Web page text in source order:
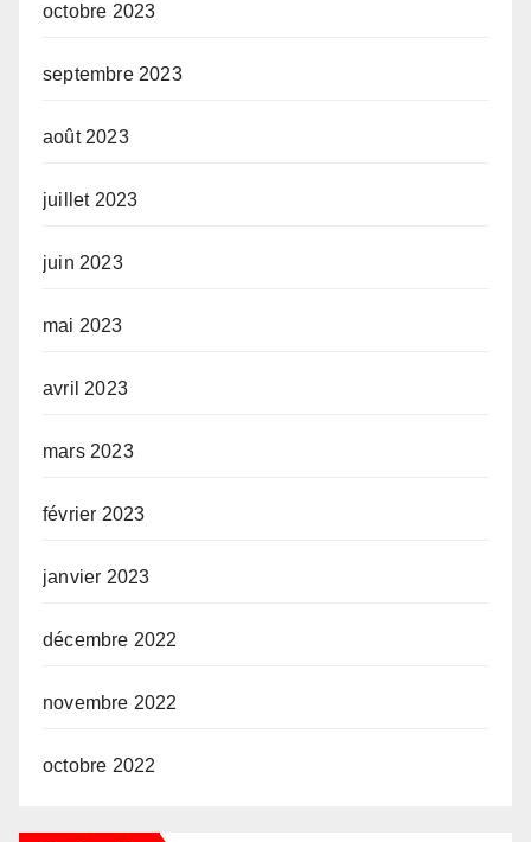
octobre 2023
septembre 2023
août 2023
juillet 2023
juin 2023
mai 2023
avril 2023
mars 2023
février 2023
janvier 2023
décembre 2022
novembre 2022
octobre 2022